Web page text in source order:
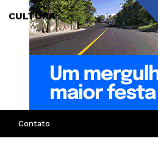
Contato
CULTURA